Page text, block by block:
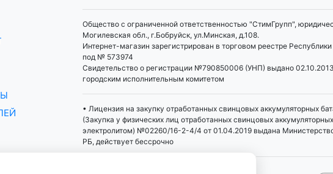
Общество с ограниченной ответственностью "СтимГрупп",
Могилевская обл., г.Бобруйск, ул.Минская, д.108.
Интернет-магазин зарегистрирован в торговом реестре
под № 573974
Свидетельство о регистрации №790850006 (УНП) выдано
городским исполнительным комитетом
• Лицензия на закупку отработанных свинцовых аккумуляторных
(Закупка у физических лиц отработанных свинцовых
электролитом) №02260/16-2-4/4 от 01.04.2019 выдана
РБ, действует бессрочно